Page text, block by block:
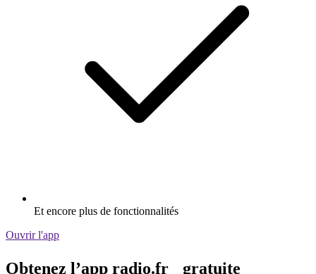
Et encore plus de fonctionnalités
Ouvrir l'app
Obtenez l’app radio.fr gratuite